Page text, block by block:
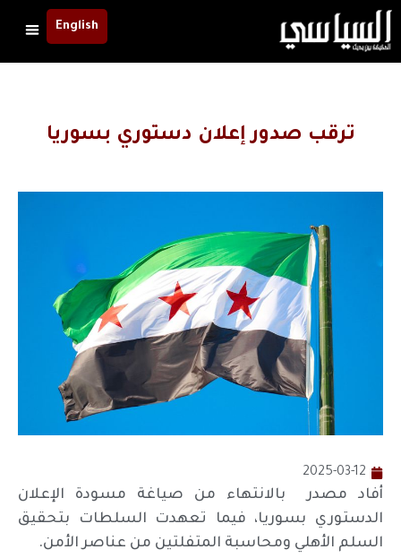
English
ترقب صدور إعلان دستوري بسوريا
2025-03-12
أفاد مصدر بالانتهاء من صياغة مسودة الإعلان
الدستوري بسوريا، فيما تعهدت السلطات بتحقيق
السلم الأهلي ومحاسبة المتفلتين من عناصر الأمن.